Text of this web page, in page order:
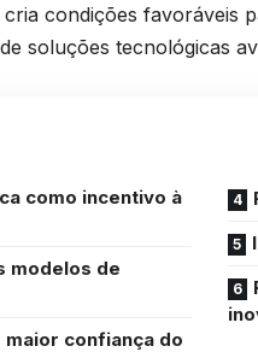
condições favoráveis
soluções tecnológicas
como incentivo à
modelos de
confiança do